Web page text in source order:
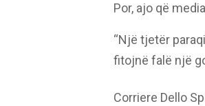
Por, ajo që
“Një tjetër
fitojnë falë një
Corriere Dello